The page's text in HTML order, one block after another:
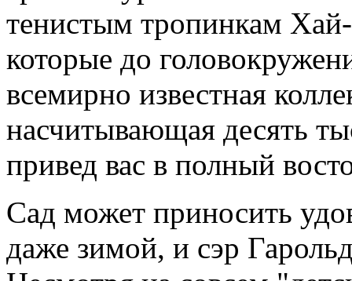
тенистым тропинкам
которые до
всемирно известная
насчитывающая десять
привед вас в полный
Сад может приносить
даже зимой, и сэр